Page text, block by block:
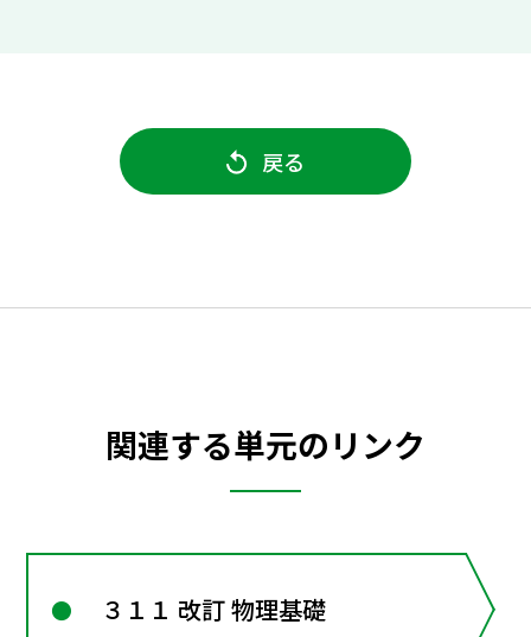
戻る
関連する単元のリンク
３１１ 改訂 物理基礎